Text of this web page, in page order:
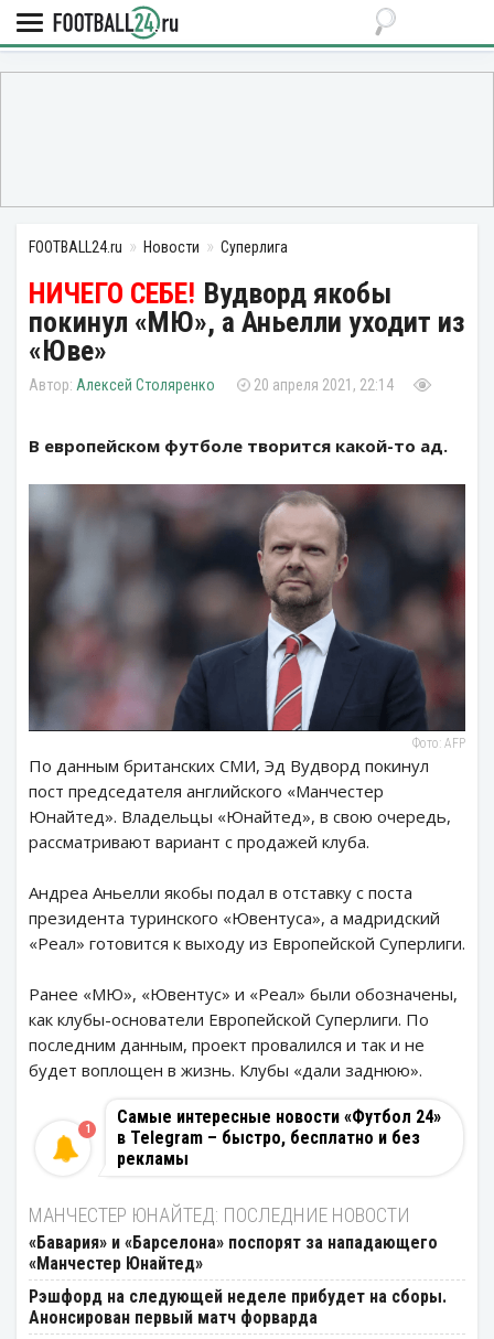
FOOTBALL24.ru Новости Суперлига
Вудворд якобы
покинул «МЮ», а Аньелли уходит из
«Юве»
Алексей Столяренко 20 апреля 2021, 22:14
В европейском футболе творится какой-то ад.
Фото: AFP
По данным британских СМИ, Эд Вудворд покинул
пост председателя английского «Манчестер
Юнайтед». Владельцы «Юнайтед», в свою очередь,
рассматривают вариант с продажей клуба.
Андреа Аньелли якобы подал в отставку с поста
президента туринского «Ювентуса», а мадридский
«Реал» готовится к выходу из Европейской Суперлиги.
Ранее «МЮ», «Ювентус» и «Реал» были обозначены,
как клубы-основатели Европейской Суперлиги. По
последним данным, проект провалился и так и не
будет воплощен в жизнь. Клубы «дали заднюю».
Самые интересные новости «Футбол 24»
в Telegram – быстро, бесплатно и без
рекламы
1
МАНЧЕСТЕР ЮНАЙТЕД: ПОСЛЕДНИЕ НОВОСТИ
«Бавария» и «Барселона» поспорят за нападающего
«Манчестер Юнайтед»
Рэшфорд на следующей неделе прибудет на сборы.
Анонсирован первый матч форварда